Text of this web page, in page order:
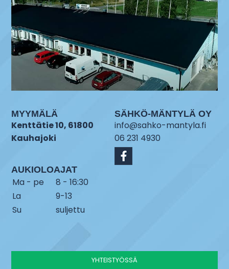
MYYMÄLÄ
Kenttätie 10, 61800
Kauhajoki
AUKIOLOAJAT
Ma - pe
8 - 16:30
La
9-13
Su
suljettu
SÄHKÖ-MÄNTYLÄ OY
info@sahko-mantyla.fi
06 231 4930
YHTEISTYÖSSÄ